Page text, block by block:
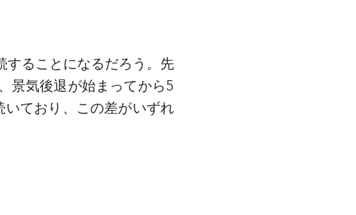
ることになるだろう。先
景気後退が始まってから5
ており、この差がいずれ